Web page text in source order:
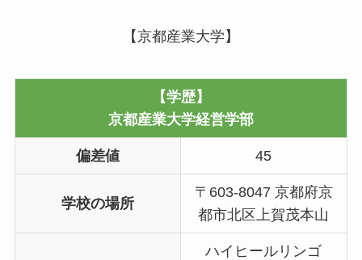
【京都産業大学】
【学歴】
京都産業大学経営学部
偏差値 45
学校の場所
〒603-8047 京都府京
都市北区上賀茂本山
ハイヒールリンゴ